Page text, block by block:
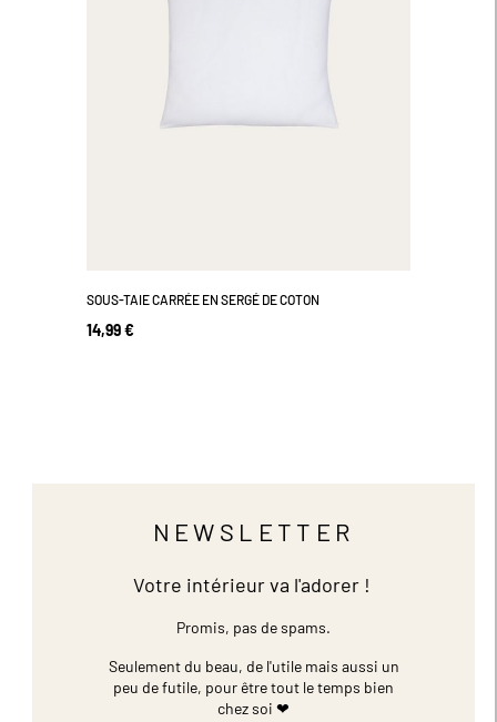
SOUS-TAIE CARRÉE EN SERGÉ DE COTON
14,99 €
NEWSLETTER
Votre intérieur va l'adorer !
Promis, pas de spams.
Seulement du beau, de l'utile mais aussi un
peu de futile, pour être tout le temps bien
chez soi ❤